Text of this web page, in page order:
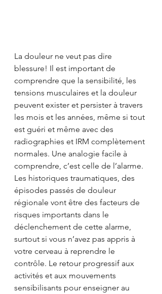
La douleur ne veut pas dire
blessure! Il est important de
comprendre que la sensibilité, les
tensions musculaires et la douleur
peuvent exister et persister à travers
les mois et les années, même si tout
est guéri et même avec des
radiographies et IRM complètement
normales. Une analogie facile à
comprendre, c’est celle de l’alarme.
Les historiques traumatiques, des
épisodes passés de douleur
régionale vont être des facteurs de
risques importants dans le
déclenchement de cette alarme,
surtout si vous n’avez pas appris à
votre cerveau à reprendre le
contrôle. Le retour progressif aux
activités et aux mouvements
sensibilisants pour enseigner au